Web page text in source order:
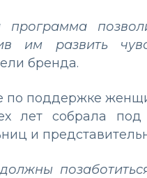
им развить
бренда.
по поддержке
лет собрала
и